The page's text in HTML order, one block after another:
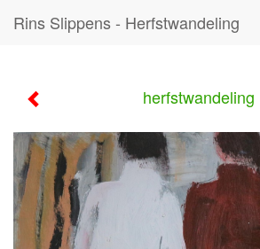
Rins Slippens - Herfstwandeling
herfstwandeling